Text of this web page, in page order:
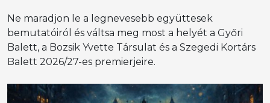
Ne maradjon le a legnevesebb együttesek
bemutatóiról és váltsa meg most a helyét a Győri
Balett, a Bozsik Yvette Társulat és a Szegedi Kortárs
Balett 2026/27-es premierjeire.